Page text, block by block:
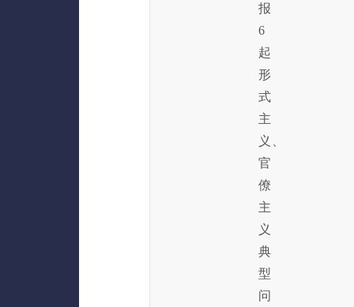
报
6
起
形
式
主
义、
官
僚
主
义
典
型
问